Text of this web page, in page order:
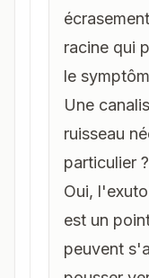
racine qui
le
Une
ruisseau
particulier ?
Oui,
est un
peuvent